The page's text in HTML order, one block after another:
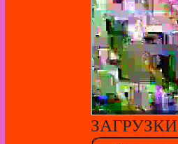
ЗАГРУЗКИ